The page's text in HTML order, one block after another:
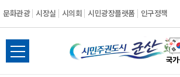
문화관광 시장실 시의회 시민광장플랫폼 인구정책
시
전
체